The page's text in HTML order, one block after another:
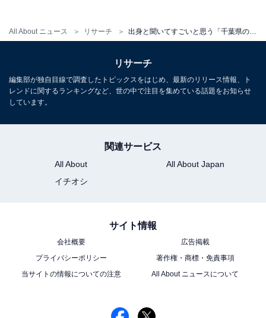
All About ニュース リサーチ
リサーチ
編集部が独自目線で調査したトピックスをはじめ、最新のリリース情報、ト
レンドに関するランキングなど、世の中で注目を集めている話題をお知らせ
しています。
関連サービス
All About
All About Japan
イチオシ
サイト情報
会社概要
広告掲載
プライバシーポリシー
著作権・商標・免責事項
当サイトの情報についての注意
All About ニュースについて